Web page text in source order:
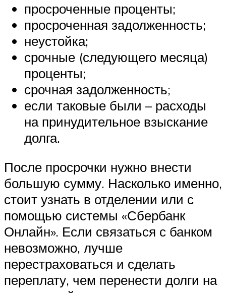
просроченные проценты;
просроченная задолженность;
неустойка;
срочные (следующего месяца)
проценты;
срочная задолженность;
если таковые были – расходы
на принудительное взыскание
долга.
После просрочки нужно внести
большую сумму. Насколько именно,
стоит узнать в отделении или с
помощью системы «Сбербанк
Онлайн». Если связаться с банком
невозможно, лучше
перестраховаться и сделать
переплату, чем перенести долги на